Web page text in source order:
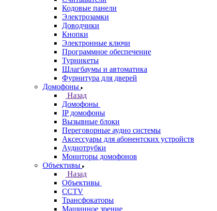
Кодовые панели
Электрозамки
Доводчики
Кнопки
Электронные ключи
Программное обеспечение
Турникеты
Шлагбаумы и автоматика
Фурнитура для дверей
Домофоны
Назад
Домофоны
IP домофоны
Вызывные блоки
Переговорные аудио системы
Аксессуары для абонентских устройств
Аудиотрубки
Мониторы домофонов
Объективы
Назад
Объективы
CCTV
Трансфокаторы
Машинное зрение